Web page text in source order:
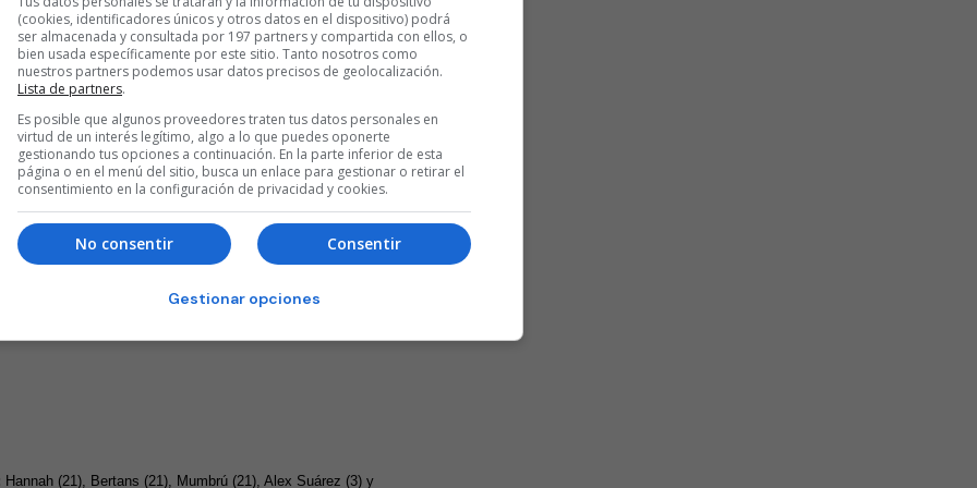
entonces casi inédito Adams amenazaron por segunda vez
llegó porque a los bilbaínos, muy superados en el rebote
Suárez y Hannah (52-52).
devolvió la ventaja al Laboral Kutxa de cara al último
neutralizase un 54-62 que supuso el último arreón
que empezó dominando el Baskonia (70-73, 72-75, 75-77)
y ya no soltara la iniciativa en un marcador que llegó a
Hannah (21), Bertans (21), Mumbrú (21), Alex Suárez (3) y
(cookies, identificadores únicos y otros datos en el dispositivo) podrá
ser almacenada y consultada por 197 partners y compartida con ellos, o
bien usada específicamente por este sitio. Tanto nosotros como
nuestros partners podemos usar datos precisos de geolocalización.
Lista de partners.
Es posible que algunos proveedores traten tus datos personales en
virtud de un interés legítimo, algo a lo que puedes oponerte
gestionando tus opciones a continuación. En la parte inferior de esta
página o en el menú del sitio, busca un enlace para gestionar o retirar el
consentimiento en la configuración de privacidad y cookies.
Consentir
No consentir
Gestionar opciones